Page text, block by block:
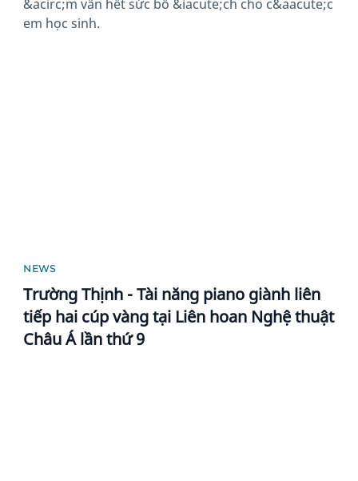
&acirc;m vần hết sức bổ &iacute;ch cho c&aacute;c
em học sinh.
NEWS
Trường Thịnh - Tài năng piano giành liên
tiếp hai cúp vàng tại Liên hoan Nghệ thuật
Châu Á lần thứ 9